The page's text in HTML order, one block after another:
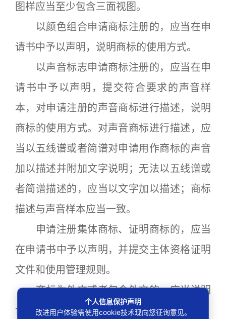
图样应当至少包含三面视图。
以颜色组合申请商标注册的，应当在申
请书中予以声明，说明商标的使用方式。
以声音标志申请商标注册的，应当在申
请书中予以声明，提交符合要求的声音样
本，对申请注册的声音商标进行描述，说明
商标的使用方式。对声音商标进行描述，应
当以五线谱或者简谱对申请用作商标的声音
加以描述并附加文字说明；无法以五线谱或
者简谱描述的，应当以文字加以描述；商标
描述与声音样本应当一致。
申请注册集体商标、证明商标的，应当
在申请书中予以声明，并提交主体资格证明
文件和使用管理规则。
商标为外文或者包含外文的，应当说明
含义。
个人信息保护声明
改进用户体验需使用cookie技术现向您征询意见。